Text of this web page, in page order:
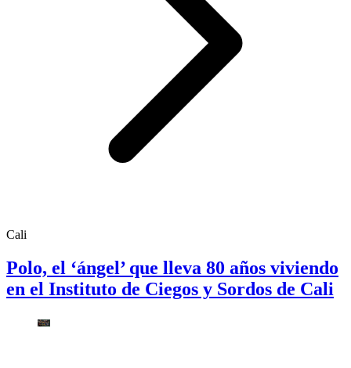
Cali
Polo, el ‘ángel’ que lleva 80 años viviendo
en el Instituto de Ciegos y Sordos de Cali